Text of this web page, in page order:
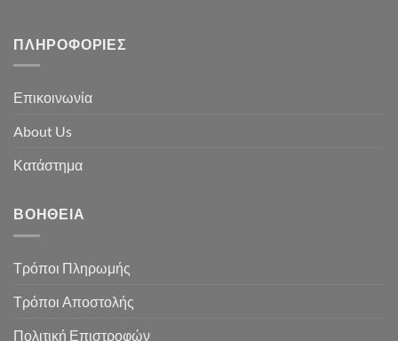
ΠΛΗΡΟΦΟΡΊΕΣ
Επικοινωνία
About Us
Κατάστημα
ΒΟΉΘΕΙΑ
Τρόποι Πληρωμής
Τρόποι Αποστολής
Πολιτική Επιστροφών